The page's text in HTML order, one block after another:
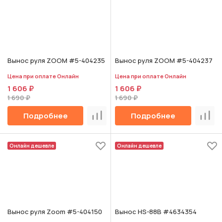
Вынос руля ZOOM #5-404235
Цена при оплате Онлайн
1 606 ₽
1 690 ₽
Подробнее Сравнить
Вынос руля ZOOM #5-404237
Цена при оплате Онлайн
1 606 ₽
1 690 ₽
Подробнее
Онлайн дешевле
Вынос руля Zoom #5-404150
Онлайн дешевле
Вынос HS-88B #4634354